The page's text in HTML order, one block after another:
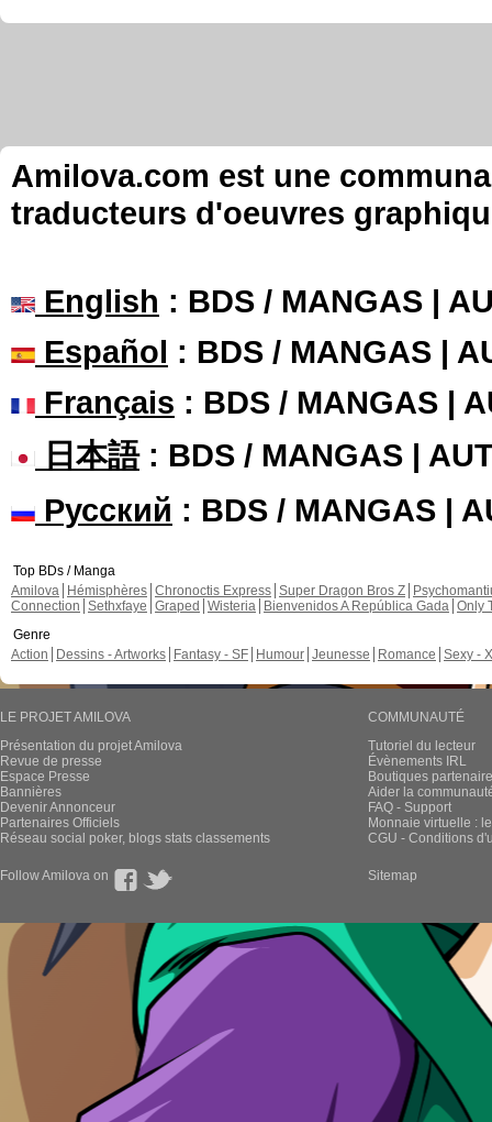
Amilova.com est une
traducteurs d'oeuvres
English : BDS / MANGAS |
Español : BDS / MANGAS |
Français : BDS / MANGAS |
日本語: BDS / MANGAS |
Русский : BDS / MANGAS |
Top BDs / Manga
Amilova
Hémisphères Chronoctis Express Super Dragon Bros Z
Connection Sethxfaye Graped Wisteria Bienvenidos A República Gada Only
Genre
Action
Dessins - Artworks Fantasy - SF Humour Jeunesse Romance Sexy -
LE PROJET AMILOVA
Présentation du projet Amilova
Revue de presse
Espace Presse
Bannières
Devenir Annonceur
Partenaires Officiels
Réseau social poker, blogs stats classements
COMMUNAUTÉ
Tutoriel du lecteur
Évènements IRL
Boutiques
Aider la
FAQ - Support
Monnaie virtuelle :
CGU - Conditions
Follow Amilova on Sitemap